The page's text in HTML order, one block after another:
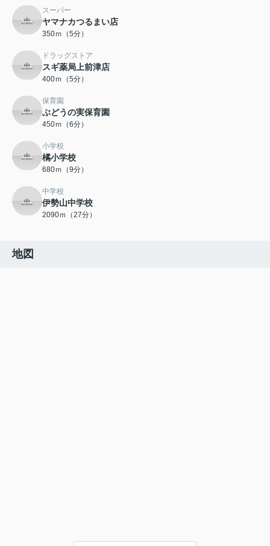
スーパー
ヤマナカつるまい店
350ｍ（5分）
ドラッグストア
スギ薬局上前津店
400ｍ（5分）
保育園
ぶどうの実保育園
450ｍ（6分）
小学校
橘小学校
680ｍ（9分）
中学校
伊勢山中学校
2090ｍ（27分）
地図